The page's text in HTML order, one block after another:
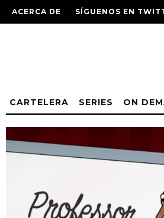
ACERCA DE SÍGUENOS EN
CARTELERA SERIES ON